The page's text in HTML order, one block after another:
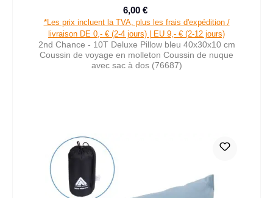
Prix de vente :
6,00 €
*Les prix incluent la TVA, plus les frais d'expédition /
livraison DE 0,- € (2-4 jours) | EU 9,- € (2-12 jours)
2nd Chance - 10T Deluxe Pillow bleu 40x30x10 cm
Coussin de voyage en molleton Coussin de nuque
avec sac à dos (76687)